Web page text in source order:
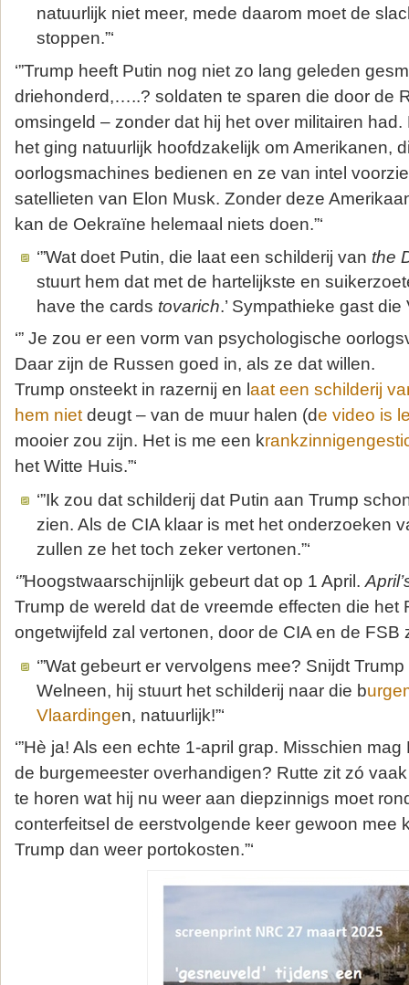
natuurlijk niet meer, mede daarom moet de
stoppen.”‘
‘”Trump heeft Putin nog niet zo lang geleden
driehonderd,…..? soldaten te sparen die door de
omsingeld – zonder dat hij het over militairen
het ging natuurlijk hoofdzakelijk om Amerikanen,
oorlogsmachines bedienen en ze van intel
satellieten van Elon Musk. Zonder deze
kan de Oekraïne helemaal niets doen.”‘
‘”Wat doet Putin, die laat een schilderij van the
stuurt hem dat met de hartelijkste en
have the cards tovarich.’ Sympathieke gast die
‘” Je zou er een vorm van psychologische
Daar zijn de Russen goed in, als ze dat willen.
Trump onsteekt in razernij en l aat een schilderij
hem nietdeugt – van de muur halen (de video is
mooier zou zijn. Het is me een k
het Witte Huis.”‘
‘”Ik zou dat schilderij dat Putin aan Trump
zien. Als de CIA klaar is met het onderzoeken
zullen ze het toch zeker vertonen.”‘
‘”Hoogstwaarschijnlijk gebeurt dat op 1 April.
Trump de wereld dat de vreemde effecten die het
ongetwijfeld zal vertonen, door de CIA en de FSB
‘”Wat gebeurt er vervolgens mee? Snijdt
Welneen, hij stuurt het schilderij naar die b
Vlaardingen, natuurlijk!”‘
‘”Hè ja! Als een echte 1-april grap. Misschien
de burgemeester overhandigen? Rutte zit zó
te horen wat hij nu weer aan diepzinnigs moet
conterfeitsel de eerstvolgende keer gewoon mee
Trump dan weer portokosten.”‘